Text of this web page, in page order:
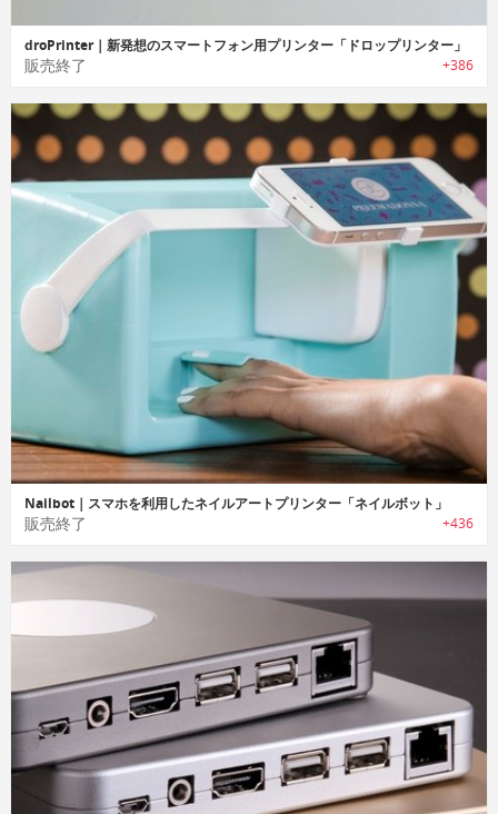
droPrinter｜新発想のスマートフォン用プリンター「ドロップリンター」
販売終了 +386
Nailbot｜スマホを利用したネイルアートプリンター「ネイルボット」
販売終了 +436